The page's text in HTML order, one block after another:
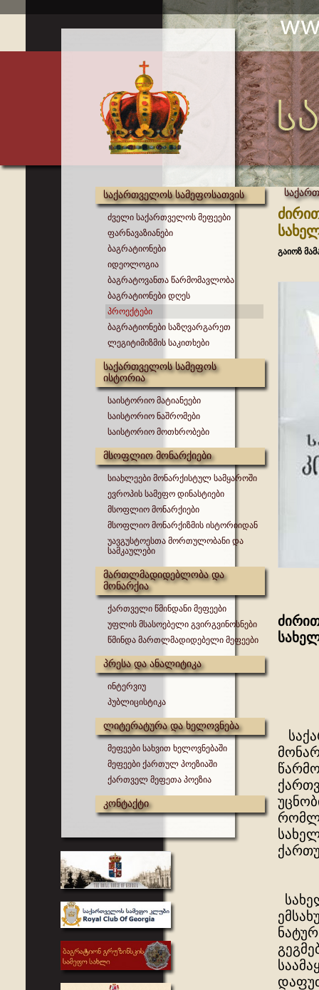
საქართველოს სამეფოსათვის
ძველი საქართველოს მეფეები
ფარნავაზიანები
ბაგრატიონები
იდეოლოგია
ბაგრატოვანთა წარმომავლობა
ბაგრატიონები დღეს
პროექტები
ბაგრატიონები საზღვარგარეთ
ლეგიტიმიზმის საკითხები
საქართველოს სამეფოს
ისტორია
საისტორიო მატიანეები
საისტორიო ნაშრომები
საისტორიო მოთხრობები
მსოფლიო მონარქიები
სიახლეები მონარქისტულ სამყაროში
ევროპის სამეფო დინასტიები
მსოფლიო მონარქიები
მსოფლიო მონარქიზმის ისტორიიდან
უავგუსტოესთა მორთულობანი და
სამკაულები
მართლმადიდებლობა და
მონარქია
ქართველი წმინდანი მეფეები
უფლის მსასოებელი გვირგვინოსნები
წმინდა მართლმადიდებელი მეფეები
პრესა და ანალიტიკა
ინტერვიუ
პუბლიცისტიკა
ლიტერატურა და ხელოვნება
მეფეები სახვით ხელოვნებაში
მეფეები ქართულ პოეზიაში
ქართველ მეფეთა პოეზია
კონტაქტი
გაიოზ